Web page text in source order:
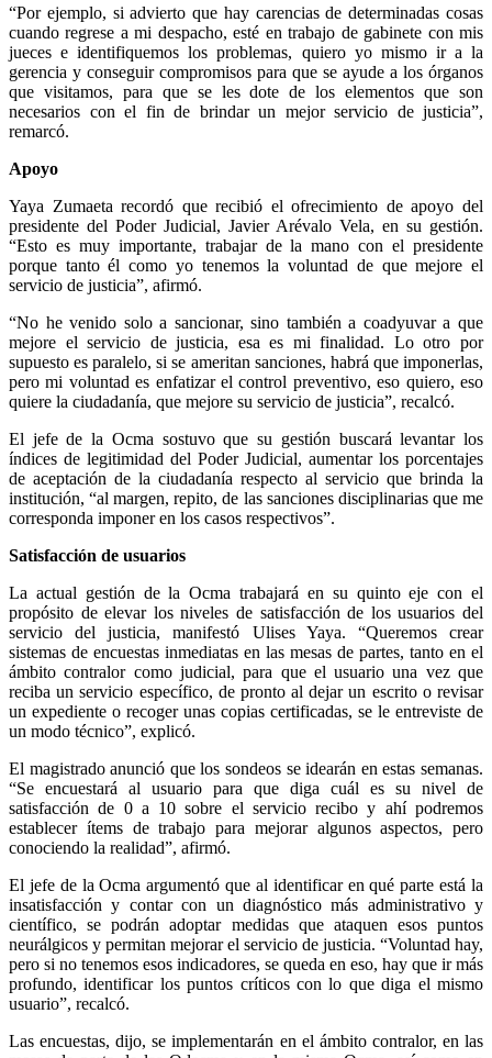
“Por ejemplo, si advierto que hay carencias de determinadas cosas
cuando regrese a mi despacho, esté en trabajo de gabinete con mis
jueces e identifiquemos los problemas, quiero yo mismo ir a la
gerencia y conseguir compromisos para que se ayude a los órganos
que visitamos, para que se les dote de los elementos que son
necesarios con el fin de brindar un mejor servicio de justicia”,
remarcó.
Apoyo
Yaya Zumaeta recordó que recibió el ofrecimiento de apoyo del
presidente del Poder Judicial, Javier Arévalo Vela, en su gestión.
“Esto es muy importante, trabajar de la mano con el presidente
porque tanto él como yo tenemos la voluntad de que mejore el
servicio de justicia”, afirmó.
“No he venido solo a sancionar, sino también a coadyuvar a que
mejore el servicio de justicia, esa es mi finalidad. Lo otro por
supuesto es paralelo, si se ameritan sanciones, habrá que imponerlas,
pero mi voluntad es enfatizar el control preventivo, eso quiero, eso
quiere la ciudadanía, que mejore su servicio de justicia”, recalcó.
El jefe de la Ocma sostuvo que su gestión buscará levantar los
índices de legitimidad del Poder Judicial, aumentar los porcentajes
de aceptación de la ciudadanía respecto al servicio que brinda la
institución, “al margen, repito, de las sanciones disciplinarias que me
corresponda imponer en los casos respectivos”.
Satisfacción de usuarios
La actual gestión de la Ocma trabajará en su quinto eje con el
propósito de elevar los niveles de satisfacción de los usuarios del
servicio del justicia, manifestó Ulises Yaya. “Queremos crear
sistemas de encuestas inmediatas en las mesas de partes, tanto en el
ámbito contralor como judicial, para que el usuario una vez que
reciba un servicio específico, de pronto al dejar un escrito o revisar
un expediente o recoger unas copias certificadas, se le entreviste de
un modo técnico”, explicó.
El magistrado anunció que los sondeos se idearán en estas semanas.
“Se encuestará al usuario para que diga cuál es su nivel de
satisfacción de 0 a 10 sobre el servicio recibo y ahí podremos
establecer ítems de trabajo para mejorar algunos aspectos, pero
conociendo la realidad”, afirmó.
El jefe de la Ocma argumentó que al identificar en qué parte está la
insatisfacción y contar con un diagnóstico más administrativo y
científico, se podrán adoptar medidas que ataquen esos puntos
neurálgicos y permitan mejorar el servicio de justicia. “Voluntad hay,
pero si no tenemos esos indicadores, se queda en eso, hay que ir más
profundo, identificar los puntos críticos con lo que diga el mismo
usuario”, recalcó.
Las encuestas, dijo, se implementarán en el ámbito contralor, en las